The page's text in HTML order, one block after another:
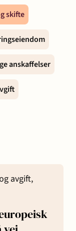
skifte
anskaffelser
avgift,